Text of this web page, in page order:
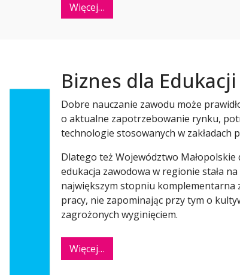
Więcej…
Biznes dla Edukacji
Dobre nauczanie zawodu może
o aktualne zapotrzebowanie rynku,
technologie stosowanych w zakładach
Dlatego też Województwo Małopolskie
edukacja zawodowa w regionie stała
największym stopniu
pracy, nie zapominając przy tym o
zagrożonych wyginięciem.
Więcej…